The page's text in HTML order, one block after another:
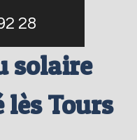
28
solaire
lès Tours